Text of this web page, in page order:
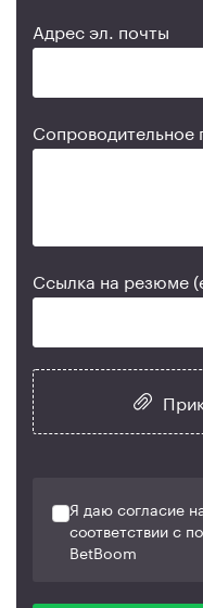
Адрес эл. почты
Сопроводительное
Ссылка на резюме
Я даю согласие
соответствии с
BetBoom